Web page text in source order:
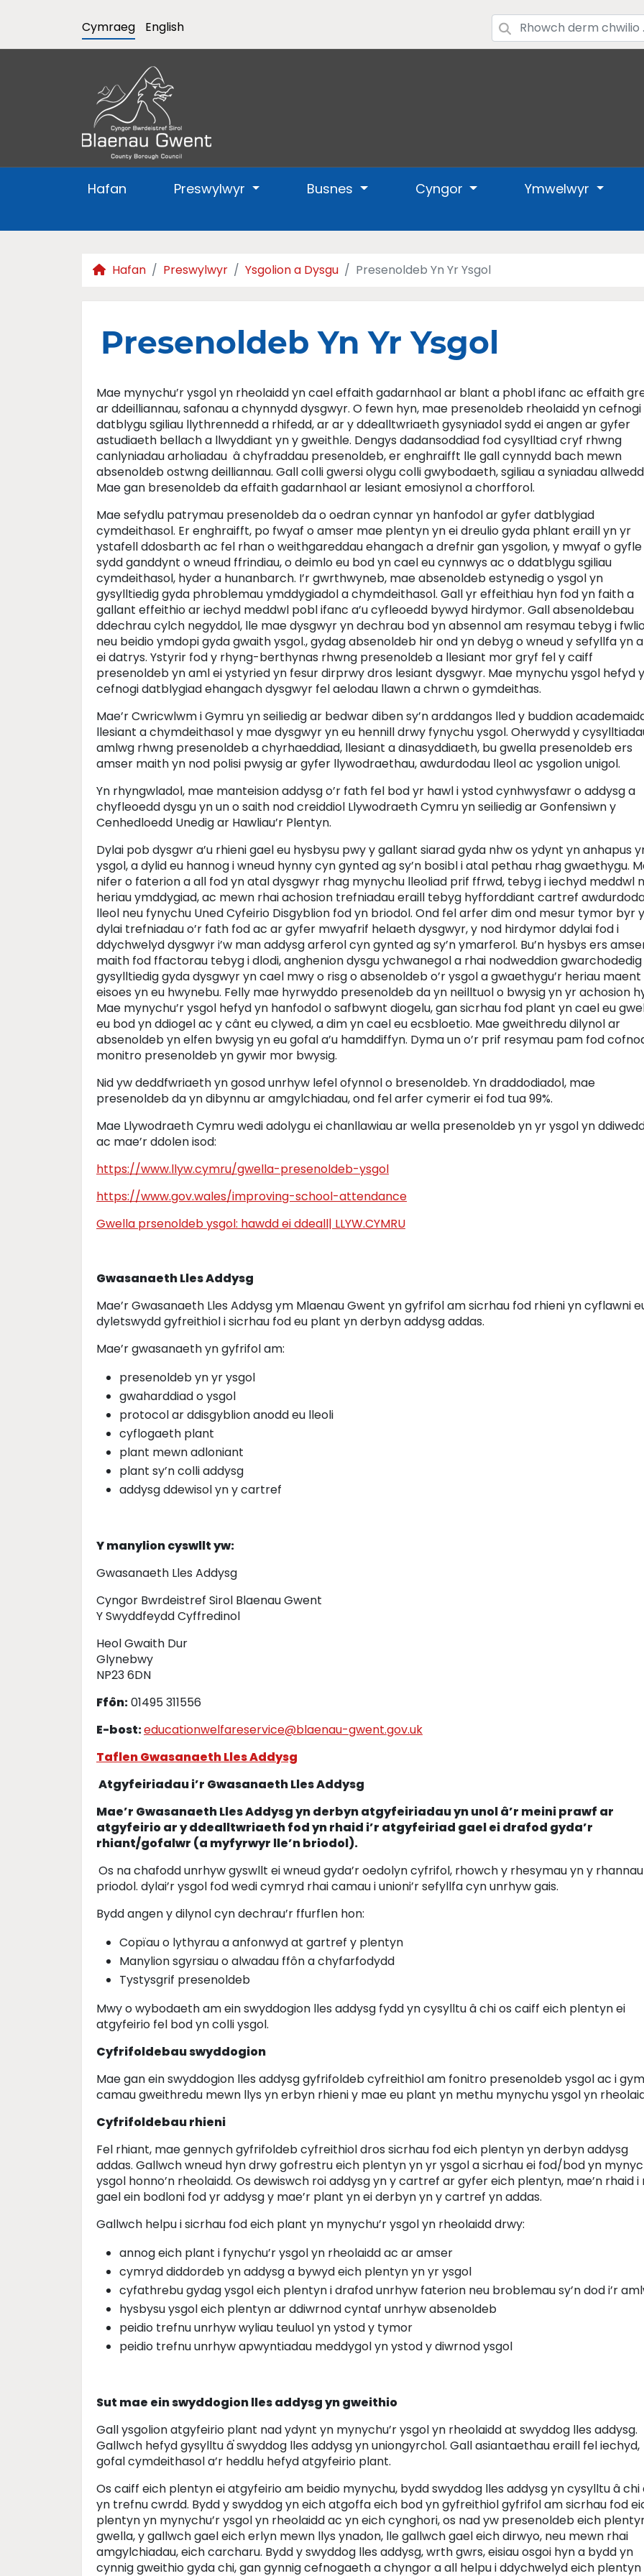
Cymraeg English
Hafan Preswylwyr Busnes Cyngor Ymwelwyr
Hafan Preswylwyr Ysgolion a Dysgu Presenoldeb Yn Yr Ysgol
Presenoldeb Yn Yr Ysgol
Mae mynychu’r ysgol yn rheolaidd yn cael effaith gadarnhaol ar blant a phobl ifanc ac effaith
ar ddeilliannau, safonau a chynnydd dysgwyr. O fewn hyn, mae presenoldeb rheolaidd yn cefnogi
datblygu sgiliau llythrennedd a rhifedd, ar ar y ddealltwriaeth gysyniadol sydd ei angen ar gyfer
astudiaeth bellach a llwyddiant yn y gweithle. Dengys dadansoddiad fod cysylltiad cryf rhwng
canlyniadau arholiadau â chyfraddau presenoldeb, er enghraifft lle gall cynnydd bach mewn
absenoldeb ostwng deilliannau. Gall colli gwersi olygu colli gwybodaeth, sgiliau a syniadau
Mae gan bresenoldeb da effaith gadarnhaol ar lesiant emosiynol a chorfforol.
Mae sefydlu patrymau presenoldeb da o oedran cynnar yn hanfodol ar gyfer datblygiad
cymdeithasol. Er enghraifft, po fwyaf o amser mae plentyn yn ei dreulio gyda phlant eraill yn yr
ystafell ddosbarth ac fel rhan o weithgareddau ehangach a drefnir gan ysgolion, y mwyaf o gyfle
sydd ganddynt o wneud ffrindiau, o deimlo eu bod yn cael eu cynnwys ac o ddatblygu sgiliau
cymdeithasol, hyder a hunanbarch. I’r gwrthwyneb, mae absenoldeb estynedig o ysgol yn
gysylltiedig gyda phroblemau ymddygiadol a chymdeithasol. Gall yr effeithiau hyn fod yn faith a
gallant effeithio ar iechyd meddwl pobl ifanc a’u cyfleoedd bywyd hirdymor. Gall absenoldebau
ddechrau cylch negyddol, lle mae dysgwyr yn dechrau bod yn absennol am resymau tebyg i
neu beidio ymdopi gyda gwaith ysgol., gydag absenoldeb hir ond yn debyg o wneud y sefyllfa yn
ei datrys. Ystyrir fod y rhyng-berthynas rhwng presenoldeb a llesiant mor gryf fel y caiff
presenoldeb yn aml ei ystyried yn fesur dirprwy dros lesiant dysgwyr. Mae mynychu ysgol hefyd
cefnogi datblygiad ehangach dysgwyr fel aelodau llawn a chrwn o gymdeithas.
Mae’r Cwricwlwm i Gymru yn seiliedig ar bedwar diben sy’n arddangos lled y buddion
llesiant a chymdeithasol y mae dysgwyr yn eu hennill drwy fynychu ysgol. Oherwydd y
amlwg rhwng presenoldeb a chyrhaeddiad, llesiant a dinasyddiaeth, bu gwella presenoldeb ers
amser maith yn nod polisi pwysig ar gyfer llywodraethau, awdurdodau lleol ac ysgolion unigol.
Yn rhyngwladol, mae manteision addysg o’r fath fel bod yr hawl i ystod cynhwysfawr o addysg a
chyfleoedd dysgu yn un o saith nod creiddiol Llywodraeth Cymru yn seiliedig ar Gonfensiwn y
Cenhedloedd Unedig ar Hawliau’r Plentyn.
Dylai pob dysgwr a’u rhieni gael eu hysbysu pwy y gallant siarad gyda nhw os ydynt yn anhapus
ysgol, a dylid eu hannog i wneud hynny cyn gynted ag sy’n bosibl i atal pethau rhag gwaethygu.
nifer o faterion a all fod yn atal dysgwyr rhag mynychu lleoliad prif ffrwd, tebyg i iechyd meddwl
heriau ymddygiad, ac mewn rhai achosion trefniadau eraill tebyg hyfforddiant cartref
lleol neu fynychu Uned Cyfeirio Disgyblion fod yn briodol. Ond fel arfer dim ond mesur tymor byr y
dylai trefniadau o’r fath fod ac ar gyfer mwyafrif helaeth dysgwyr, y nod hirdymor ddylai fod i
ddychwelyd dysgwyr i’w man addysg arferol cyn gynted ag sy’n ymarferol. Bu’n hysbys ers
maith fod ffactorau tebyg i dlodi, anghenion dysgu ychwanegol a rhai nodweddion
gysylltiedig gyda dysgwyr yn cael mwy o risg o absenoldeb o’r ysgol a gwaethygu’r heriau maent
eisoes yn eu hwynebu. Felly mae hyrwyddo presenoldeb da yn neilltuol o bwysig yn yr achosion
Mae mynychu’r ysgol hefyd yn hanfodol o safbwynt diogelu, gan sicrhau fod plant yn cael eu
eu bod yn ddiogel ac y cânt eu clywed, a dim yn cael eu ecsbloetio. Mae gweithredu dilynol ar
absenoldeb yn elfen bwysig yn eu gofal a’u hamddiffyn. Dyma un o’r prif resymau pam fod
monitro presenoldeb yn gywir mor bwysig.
Nid yw deddfwriaeth yn gosod unrhyw lefel ofynnol o bresenoldeb. Yn draddodiadol, mae
presenoldeb da yn dibynnu ar amgylchiadau, ond fel arfer cymerir ei fod tua 99%.
Mae Llywodraeth Cymru wedi adolygu ei chanllawiau ar wella presenoldeb yn yr ysgol yn
ac mae’r ddolen isod:
https://www.llyw.cymru/gwella-presenoldeb-ysgol
https://www.gov.wales/improving-school-attendance
Gwella prsenoldeb ysgol: hawdd ei ddeall| LLYW.CYMRU
Gwasanaeth Lles Addysg
Mae’r Gwasanaeth Lles Addysg ym Mlaenau Gwent yn gyfrifol am sicrhau fod rhieni yn cyflawni
dyletswydd gyfreithiol i sicrhau fod eu plant yn derbyn addysg addas.
Mae’r gwasanaeth yn gyfrifol am:
presenoldeb yn yr ysgol
gwaharddiad o ysgol
protocol ar ddisgyblion anodd eu lleoli
cyflogaeth plant
plant mewn adloniant
plant sy’n colli addysg
addysg ddewisol yn y cartref
Y manylion cyswllt yw:
Gwasanaeth Lles Addysg
Cyngor Bwrdeistref Sirol Blaenau Gwent
Y Swyddfeydd Cyffredinol
Heol Gwaith Dur
Glynebwy
NP23 6DN
Ffôn:01495 311556
E-bost:educationwelfareservice@blaenau-gwent.gov.uk
Taflen Gwasanaeth Lles Addysg
Atgyfeiriadau i’r Gwasanaeth Lles Addysg
Mae’r Gwasanaeth Lles Addysg yn derbyn atgyfeiriadau yn unol â’r meini prawf ar
atgyfeirio ar y ddealltwriaeth fod yn rhaid i’r atgyfeiriad gael ei drafod gyda’r
rhiant/gofalwr (a myfyrwyr lle’n briodol).
Os na chafodd unrhyw gyswllt ei wneud gyda’r oedolyn cyfrifol, rhowch y rhesymau yn y rhannau
priodol. dylai’r ysgol fod wedi cymryd rhai camau i unioni’r sefyllfa cyn unrhyw gais.
Bydd angen y dilynol cyn dechrau’r ffurflen hon:
Copïau o lythyrau a anfonwyd at gartref y plentyn
Manylion sgyrsiau o alwadau ffôn a chyfarfodydd
Tystysgrif presenoldeb
Mwy o wybodaeth am ein swyddogion lles addysg fydd yn cysylltu â chi os caiff eich plentyn ei
atgyfeirio fel bod yn colli ysgol.
Cyfrifoldebau swyddogion
Mae gan ein swyddogion lles addysg gyfrifoldeb cyfreithiol am fonitro presenoldeb ysgol ac i
camau gweithredu mewn llys yn erbyn rhieni y mae eu plant yn methu mynychu ysgol yn
Cyfrifoldebau rhieni
Fel rhiant, mae gennych gyfrifoldeb cyfreithiol dros sicrhau fod eich plentyn yn derbyn addysg
addas. Gallwch wneud hyn drwy gofrestru eich plentyn yn yr ysgol a sicrhau ei fod/bod yn
ysgol honno’n rheolaidd. Os dewiswch roi addysg yn y cartref ar gyfer eich plentyn, mae’n rhaid i
gael ein bodloni fod yr addysg y mae’r plant yn ei derbyn yn y cartref yn addas.
Gallwch helpu i sicrhau fod eich plant yn mynychu’r ysgol yn rheolaidd drwy:
annog eich plant i fynychu’r ysgol yn rheolaidd ac ar amser
cymryd diddordeb yn addysg a bywyd eich plentyn yn yr ysgol
cyfathrebu gydag ysgol eich plentyn i drafod unrhyw faterion neu broblemau sy’n dod i’r
hysbysu ysgol eich plentyn ar ddiwrnod cyntaf unrhyw absenoldeb
peidio trefnu unrhyw wyliau teuluol yn ystod y tymor
peidio trefnu unrhyw apwyntiadau meddygol yn ystod y diwrnod ysgol
Sut mae ein swyddogion lles addysg yn gweithio
Gall ysgolion atgyfeirio plant nad ydynt yn mynychu’r ysgol yn rheolaidd at swyddog lles addysg.
Gallwch hefyd gysylltu â֗ swyddog lles addysg yn uniongyrchol. Gall asiantaethau eraill fel iechyd,
gofal cymdeithasol a’r heddlu hefyd atgyfeirio plant.
Os caiff eich plentyn ei atgyfeirio am beidio mynychu, bydd swyddog lles addysg yn cysylltu â chi
yn trefnu cwrdd. Bydd y swyddog yn eich atgoffa eich bod yn gyfreithiol gyfrifol am sicrhau fod
plentyn yn mynychu’r ysgol yn rheolaidd ac yn eich cynghori, os nad yw presenoldeb eich
gwella, y gallwch gael eich erlyn mewn llys ynadon, lle gallwch gael eich dirwyo, neu mewn rhai
amgylchiadau, eich carcharu. Bydd y swyddog lles addysg, wrth gwrs, eisiau osgoi hyn a bydd yn
cynnig gweithio gyda chi, gan gynnig cefnogaeth a chyngor a all helpu i ddychwelyd eich plentyn